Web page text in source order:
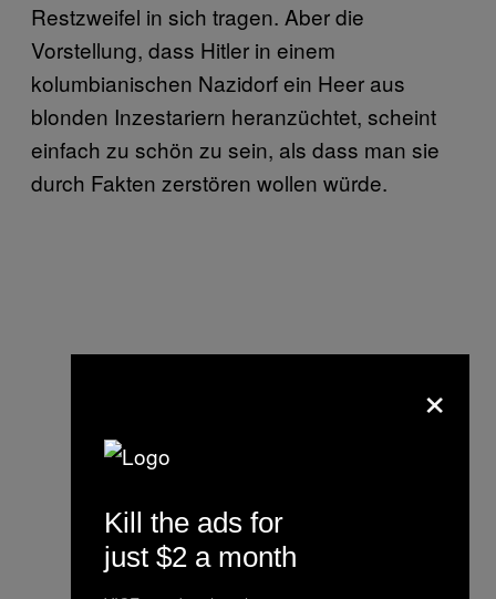
Restzweifel in sich tragen. Aber die
Vorstellung, dass Hitler in einem
kolumbianischen Nazidorf ein Heer aus
blonden Inzestariern heranzüchtet, scheint
einfach zu schön zu sein, als dass man sie
durch Fakten zerstören wollen würde.
×
Kill the ads for
just $2 a month